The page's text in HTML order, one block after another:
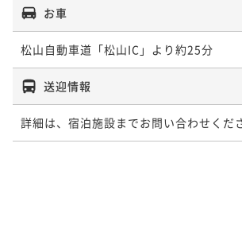
お車
松山自動車道「松山IC」より約25分
送迎情報
詳細は、宿泊施設までお問い合わせくだ